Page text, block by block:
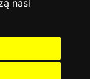
nasi
3512
2075